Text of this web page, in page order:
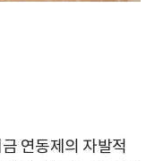
연동제의 자발적